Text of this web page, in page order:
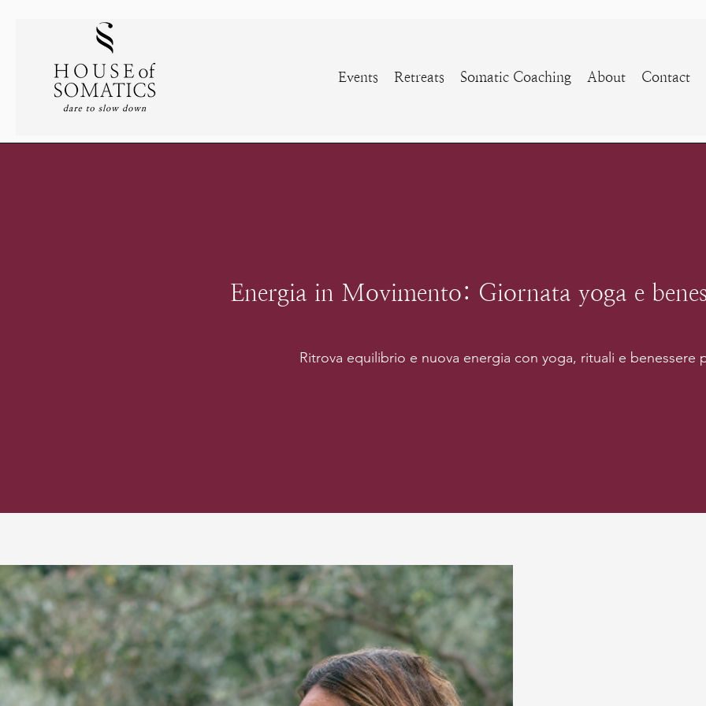
Events Retreats Somatic Coaching About Contact
Energia in Movimento: Giornata yoga e
Ritrova equilibrio e nuova energia con yoga, rituali e benessere